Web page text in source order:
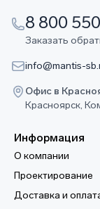
8 800
Заказать
info@mantis-
Офис в
Красноярск,
Информация
О компании
Проектирование
Доставка и